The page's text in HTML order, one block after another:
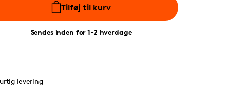
Tilføj til kurv
Sendes inden for 1-2 hverdage
levering